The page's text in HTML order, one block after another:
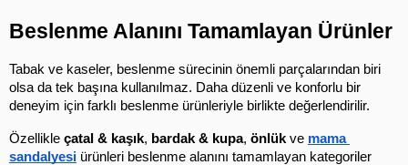
Beslenme Alanını Tamamlayan Ürünler
Tabak ve kaseler, beslenme sürecinin önemli parçalarından biri
olsa da tek başına kullanılmaz. Daha düzenli ve konforlu bir
deneyim için farklı beslenme ürünleriyle birlikte değerlendirilir.
Özellikle çatal & kaşık, bardak & kupa, önlük ve mama
sandalyesi ürünleri beslenme alanını tamamlayan kategoriler